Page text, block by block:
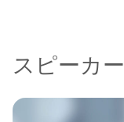
スピーカー